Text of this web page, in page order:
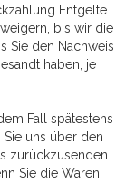
Entgelte
bis wir die
Sie den Nachweis
haben, je
Fall spätestens
uns über den
zurückzusenden
Sie die Waren